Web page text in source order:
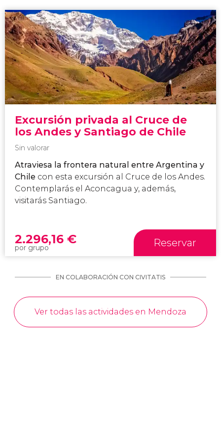
Excursión privada al Cruce de
los Andes y Santiago de Chile
Sin valorar
Atraviesa la frontera natural entre Argentina y
Chile con esta excursión al Cruce de los Andes.
Contemplarás el Aconcagua y, además,
visitarás Santiago.
2.296,16 €
por grupo Reservar
EN COLABORACIÓN CON CIVITATIS
Ver todas las actividades en Mendoza